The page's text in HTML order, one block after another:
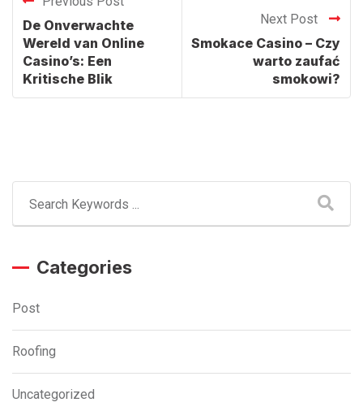
De Onverwachte
Wereld van Online
Casino’s: Een
Kritische Blik
Next Post
Smokace Casino – Czy
warto zaufać
smokowi?
Categories
Post
Roofing
Uncategorized